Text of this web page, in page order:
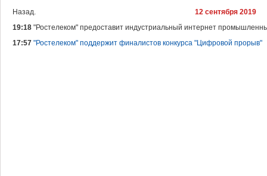
Назад.
12 сентября 2019
19:18 "Ростелеком" предоставит индустриальный интернет
17:57 "Ростелеком" поддержит финалистов конкурса "Цифровой прорыв"